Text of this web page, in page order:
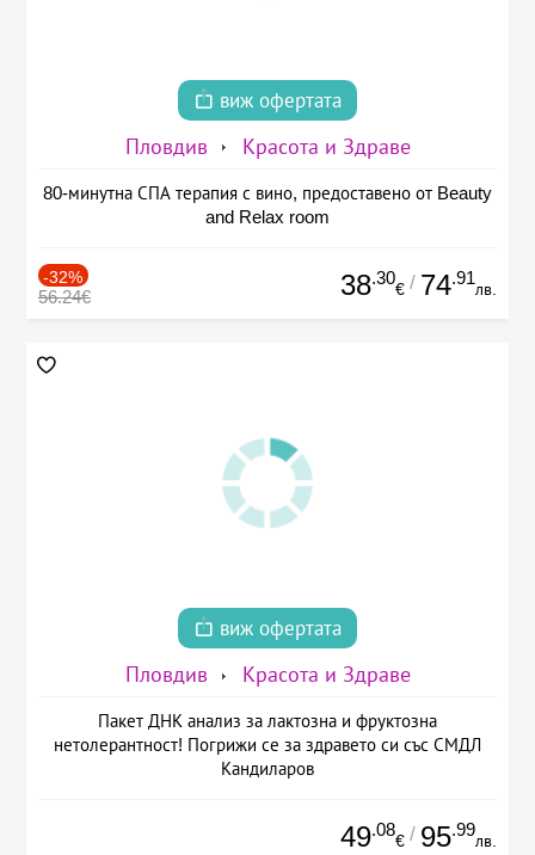
виж офертата
Пловдив Красота и Здраве
80-минутна СПА терапия с вино, предоставено от Beauty
and Relax room
-32%
56.24€ 38.30
€ / 74.91
лв.
виж офертата
Пловдив Красота и Здраве
Пакет ДНК анализ за лактозна и фруктозна
нетолерантност! Погрижи се за здравето си със СМДЛ
Кандиларов
49.08
€ / 95.99
лв.